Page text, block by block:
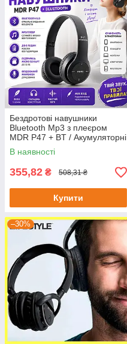
Бездротові навушники
Bluetooth Mp3 з плеєром
MDR P47 + BT / Акумуляторні
бездротові навушники
В наявності
355,82 ₴ 508,31 ₴
Купити
–30%